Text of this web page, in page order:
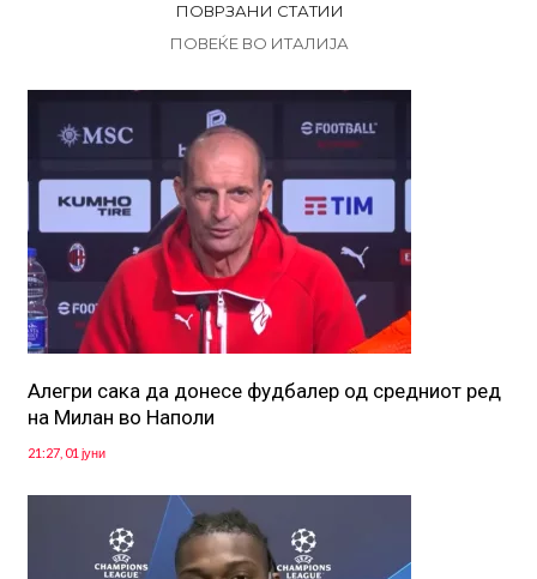
ПОВРЗАНИ СТАТИИ
ПОВЕЌЕ ВО ИТАЛИЈА
Алегри сака да донесе фудбалер од средниот ред
на Милан во Наполи
21:27, 01 јуни